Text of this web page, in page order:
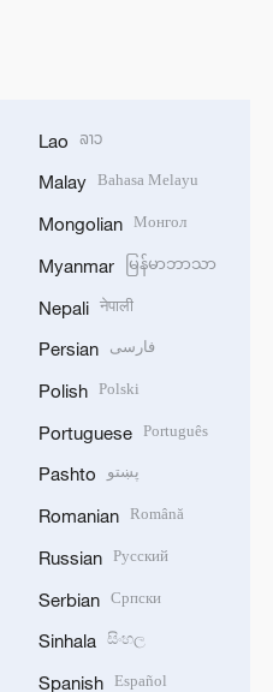
Lao ລາວ
Malay Bahasa Melayu
Mongolian Монгол
Myanmar မြန်မာဘာသာ
Nepali नेपाली
Persian فارسی
Polish Polski
Portuguese Português
Pashto پښتو
Romanian Română
Russian Русский
Serbian Српски
Sinhala සිංහල
Spanish Español